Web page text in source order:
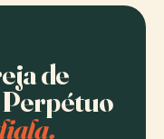
de
Perpétuo